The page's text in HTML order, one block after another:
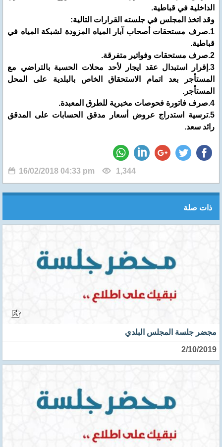
الداخلية في قباطية.
وقد اتخذ المجلس في جلسته القرارات التالية:
1.صرف مستحقات أصحاب آبار المياه المزودة لشبكة المياه في
قباطية.
2.صرف مستحقات وفواتير متفرقة.
3.إقرار استبدال عقد ايجار لأحد محلات الحسبة بالتراضي مع
المستأجر بعد اتمام الاستحقاق الخاص بالبلدية على المحل
المستأجر.
4.صرف فاتورة فحوصات مخبرية للطرق المعبدة.
5.ترسية استدراج عروض أسعار مدقق الحسابات على المدقق
رائد سعد.
16/02/2018 04:33 pm 1,344
ذات صلة
مجضر جلسة المجلس البلدي
2/10/2019